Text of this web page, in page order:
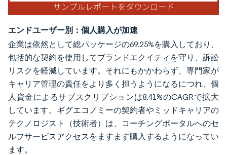
エンドユーザー別：個人購入が加速
企業は依然として総パッケージの69.25%を購入しており、
包括的な契約を使用してブランドエクイティを守り、訴訟
リスクを軽減しています。それにもかかわらず、専門家が
キャリア管理の責任をより多く担うようになるにつれ、個
人資金によるサブスクリプションは8.41%のCAGRで拡大
しています。ギグエコノミーの契約者やミッドキャリアの
テクノロジスト（技術者）は、コーチングポータルへのセ
ルフサービスアクセスをますます購入するようになってい
ます。